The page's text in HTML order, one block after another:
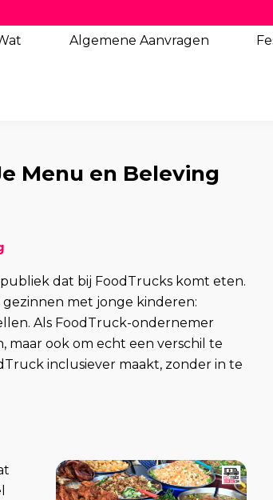
Algemene Aanvragen
Menu en Beleving
dat bij FoodTrucks komt eten.
met jonge kinderen:
Als FoodTruck-ondernemer
ook om echt een verschil te
inclusiever maakt, zonder in te